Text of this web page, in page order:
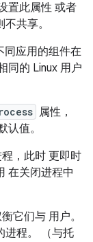
置此属性 或者
共享。
同应用的组件在
同的 Linux 用户
属性，
值。
，此时 更即时
在关闭进程中
它们与 用户。
进程。 （与托